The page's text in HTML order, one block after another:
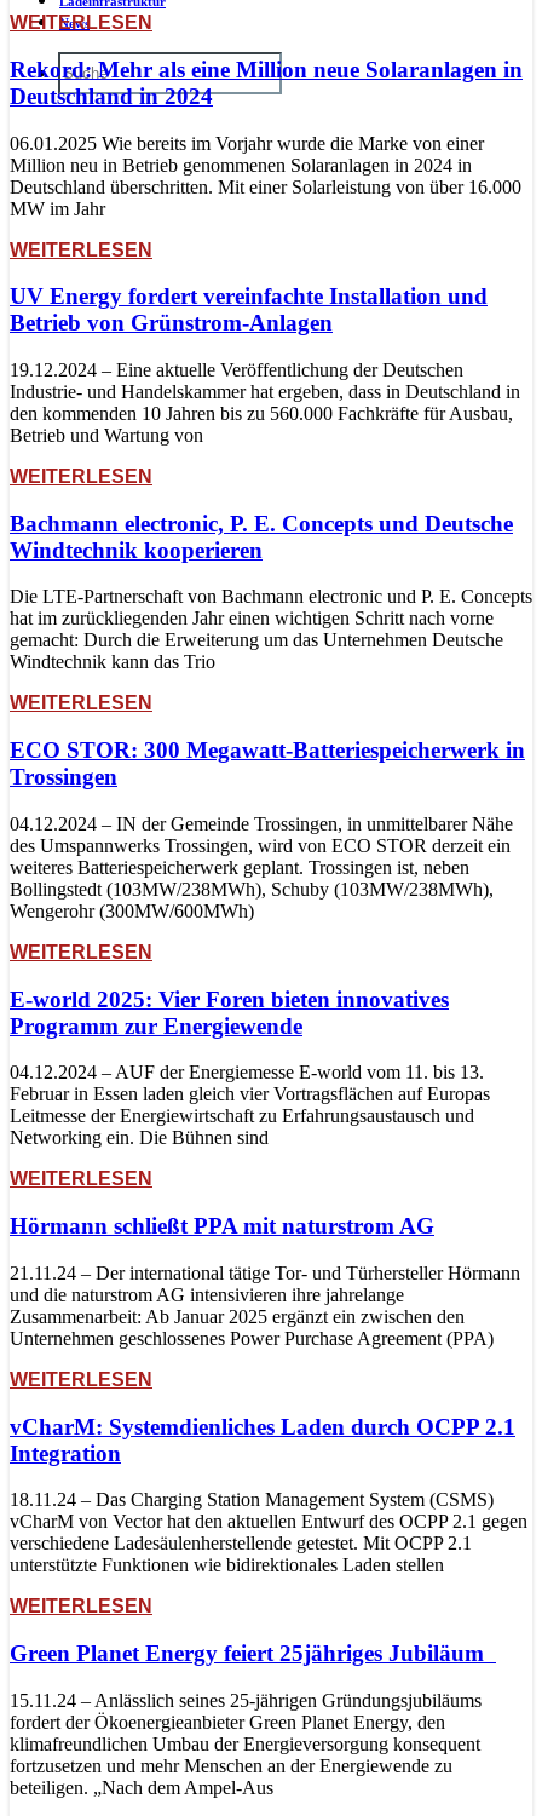
News
WEITERLESEN
Rekord: Mehr als eine Million neue Solaranlagen in
Deutschland in 2024
06.01.2025 Wie bereits im Vorjahr wurde die Marke von einer
Million neu in Betrieb genommenen Solaranlagen in 2024 in
Deutschland überschritten. Mit einer Solarleistung von über 16.000
MW im Jahr
WEITERLESEN
UV Energy fordert vereinfachte Installation und
Betrieb von Grünstrom-Anlagen
19.12.2024 – Eine aktuelle Veröffentlichung der Deutschen
Industrie- und Handelskammer hat ergeben, dass in Deutschland in
den kommenden 10 Jahren bis zu 560.000 Fachkräfte für Ausbau,
Betrieb und Wartung von
WEITERLESEN
Bachmann electronic, P. E. Concepts und Deutsche
Windtechnik kooperieren
Die LTE-Partnerschaft von Bachmann electronic und P. E. Concepts
hat im zurückliegenden Jahr einen wichtigen Schritt nach vorne
gemacht: Durch die Erweiterung um das Unternehmen Deutsche
Windtechnik kann das Trio
WEITERLESEN
ECO STOR: 300 Megawatt-Batteriespeicherwerk in
Trossingen
04.12.2024 – IN der Gemeinde Trossingen, in unmittelbarer Nähe
des Umspannwerks Trossingen, wird von ECO STOR derzeit ein
weiteres Batteriespeicherwerk geplant. Trossingen ist, neben
Bollingstedt (103MW/238MWh), Schuby (103MW/238MWh),
Wengerohr (300MW/600MWh)
WEITERLESEN
E-world 2025: Vier Foren bieten innovatives
Programm zur Energiewende
04.12.2024 – AUF der Energiemesse E-world vom 11. bis 13.
Februar in Essen laden gleich vier Vortragsflächen auf Europas
Leitmesse der Energiewirtschaft zu Erfahrungsaustausch und
Networking ein. Die Bühnen sind
WEITERLESEN
Hörmann schließt PPA mit naturstrom AG
21.11.24 – Der international tätige Tor- und Türhersteller Hörmann
und die naturstrom AG intensivieren ihre jahrelange
Zusammenarbeit: Ab Januar 2025 ergänzt ein zwischen den
Unternehmen geschlossenes Power Purchase Agreement (PPA)
WEITERLESEN
vCharM: Systemdienliches Laden durch OCPP 2.1
Integration
18.11.24 – Das Charging Station Management System (CSMS)
vCharM von Vector hat den aktuellen Entwurf des OCPP 2.1 gegen
verschiedene Ladesäulenherstellende getestet. Mit OCPP 2.1
unterstützte Funktionen wie bidirektionales Laden stellen
WEITERLESEN
Green Planet Energy feiert 25jähriges Jubiläum
15.11.24 – Anlässlich seines 25-jährigen Gründungsjubiläums
fordert der Ökoenergieanbieter Green Planet Energy, den
klimafreundlichen Umbau der Energieversorgung konsequent
fortzusetzen und mehr Menschen an der Energiewende zu
beteiligen. „Nach dem Ampel-Aus